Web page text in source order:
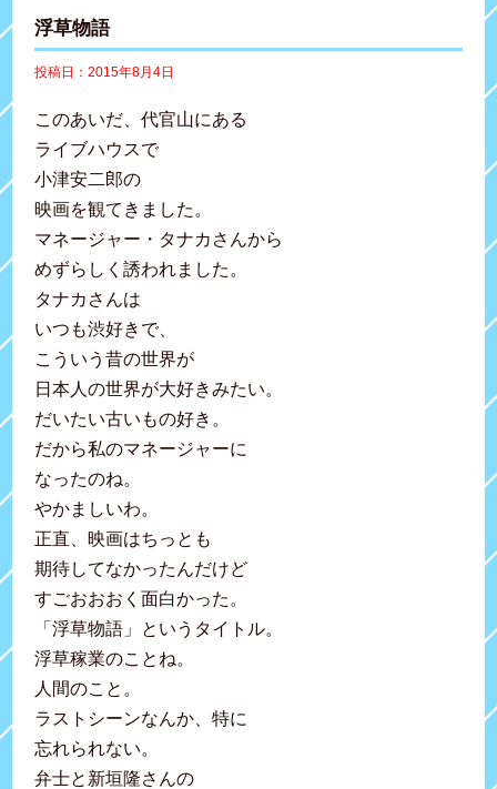
浮草物語
投稿日：2015年8月4日
このあいだ、代官山にある
ライブハウスで
小津安二郎の
映画を観てきました。
マネージャー・タナカさんから
めずらしく誘われました。
タナカさんは
いつも渋好きで、
こういう昔の世界が
日本人の世界が大好きみたい。
だいたい古いもの好き。
だから私のマネージャーに
なったのね。
やかましいわ。
正直、映画はちっとも
期待してなかったんだけど
すごおおおく面白かった。
「浮草物語」というタイトル。
浮草稼業のことね。
人間のこと。
ラストシーンなんか、特に
忘れられない。
弁士と新垣隆さんの